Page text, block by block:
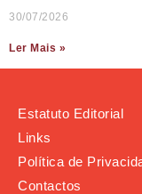
30/07/2026
Ler Mais »
Estatuto Editorial
Links
Política de
Contactos